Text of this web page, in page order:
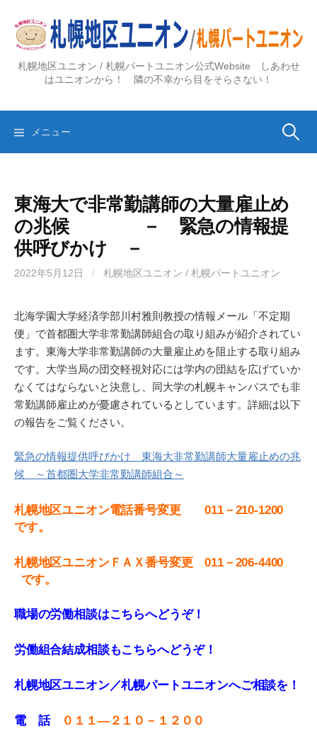
ス
札幌地区ユニオン / 札幌パートユニオン公式Website しあわせ
はユニオンから！ 隣の不幸から目をそらさない！
メニュー 検
東海大で非常勤講師の大量雇止め
の兆候 － 緊急の情報提
供呼びかけ －
2022年5月12日 / 札幌地区ユニオン / 札幌パートユニオン
北海学園大学経済学部川村雅則教授の情報メール「不定期
便」で首都圏大学非常勤講師組合の取り組みが紹介されてい
ます。東海大学非常勤講師の大量雇止めを阻止する取り組み
です。大学当局の団交軽視対応には学内の団結を広げていか
なくてはならないと決意し、同大学の札幌キャンパスでも非
常勤講師雇止めが憂慮されているとしています。詳細は以下
の報告をご覧ください。
緊急の情報提供呼びかけ 東海大非常勤講師大量雇止めの兆
候 ～首都圏大学非常勤講師組合～
札幌地区ユニオン電話番号変更 011－210-1200
です。
札幌地区ユニオンＦＡＸ番号変更 011－206-4400
です。
職場の労働相談はこちらへどうぞ！
労働組合結成相談もこちらへどうぞ！
札幌地区ユニオン／札幌パートユニオンへご相談を！
電 話 ０１１—２１０－１２００